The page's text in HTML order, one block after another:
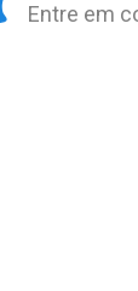
Entre em